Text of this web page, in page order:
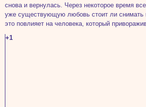
снова и вернулась. Через некоторое время
уже существующую любовь стоит ли снимать
это повлияет на человека, который
+1